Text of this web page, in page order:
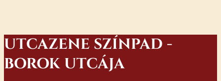
UTCAZENE SZÍNPAD -
BOROK UTCÁJA